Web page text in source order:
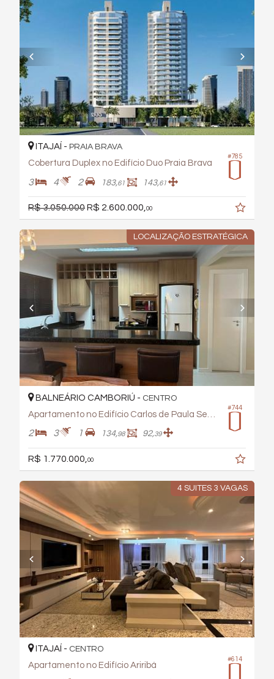
#785
ITAJAÍ - PRAIA BRAVA
Cobertura Duplex no Edifício Duo Praia Brava
3 4 2 183,61 143,61
R$ 3.050.000R$ 2.600.000,00
LOCALIZAÇÃO ESTRATÉGICA
#744
BALNEÁRIO CAMBORIÚ - CENTRO
2 3 1 134,98 92,39
R$ 1.770.000, 00
4 SUITES 3 VAGAS
#614
ITAJAÍ - CENTRO
Apartamento no Edifício Ariribá